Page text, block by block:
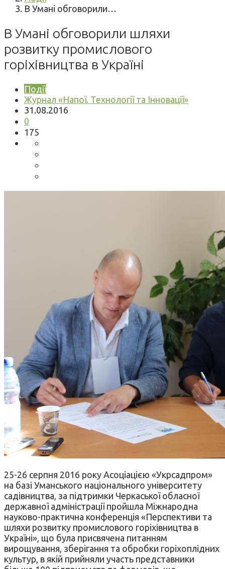
В Умані обговорили…
В Умані обговорили шляхи
розвитку промислового
горіхівництва в Україні
Події
Журнал «Напої. Технології та Інновації»
31.08.2016
0
175
25-26 серпня 2016 року Асоціацією «Укрсадпром»
на базі Уманського національного університету
садівництва, за підтримки Черкаської обласної
державної адміністрації пройшла Міжнародна
науково-практична конференція «Перспективи та
шляхи розвитку промислового горіхівництва в
Україні», що була присвячена питанням
вирощування, зберігання та обробки горіхоплідних
культур, в якій прийняли участь представники